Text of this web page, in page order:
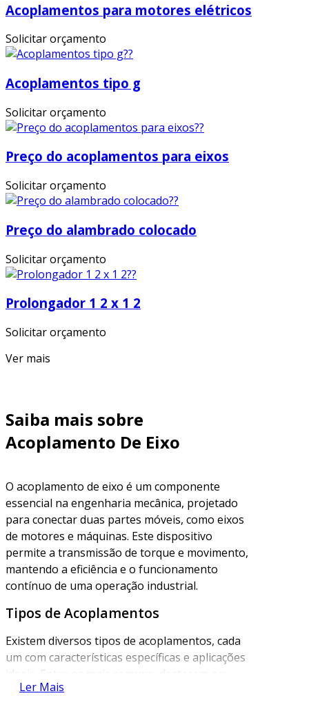
Acoplamentos para motores elétricos
Solicitar orçamento
Acoplamentos tipo g
Solicitar orçamento
Preço do acoplamentos para eixos
Solicitar orçamento
Preço do alambrado colocado
Solicitar orçamento
Prolongador 1 2 x 1 2
Solicitar orçamento
Ver mais
Saiba mais sobre
Acoplamento De Eixo
O acoplamento de eixo é um componente
essencial na engenharia mecânica, projetado
para conectar duas partes móveis, como eixos
de motores e máquinas. Este dispositivo
permite a transmissão de torque e movimento,
mantendo a eficiência e o funcionamento
contínuo de uma operação industrial.
Tipos de Acoplamentos
Existem diversos tipos de acoplamentos, cada
um com características específicas e aplicações
ideais. Entre os mais comuns, destacam-se:
Ler Mais